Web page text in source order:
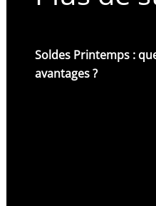
Soldes Printemps :
avantages ?